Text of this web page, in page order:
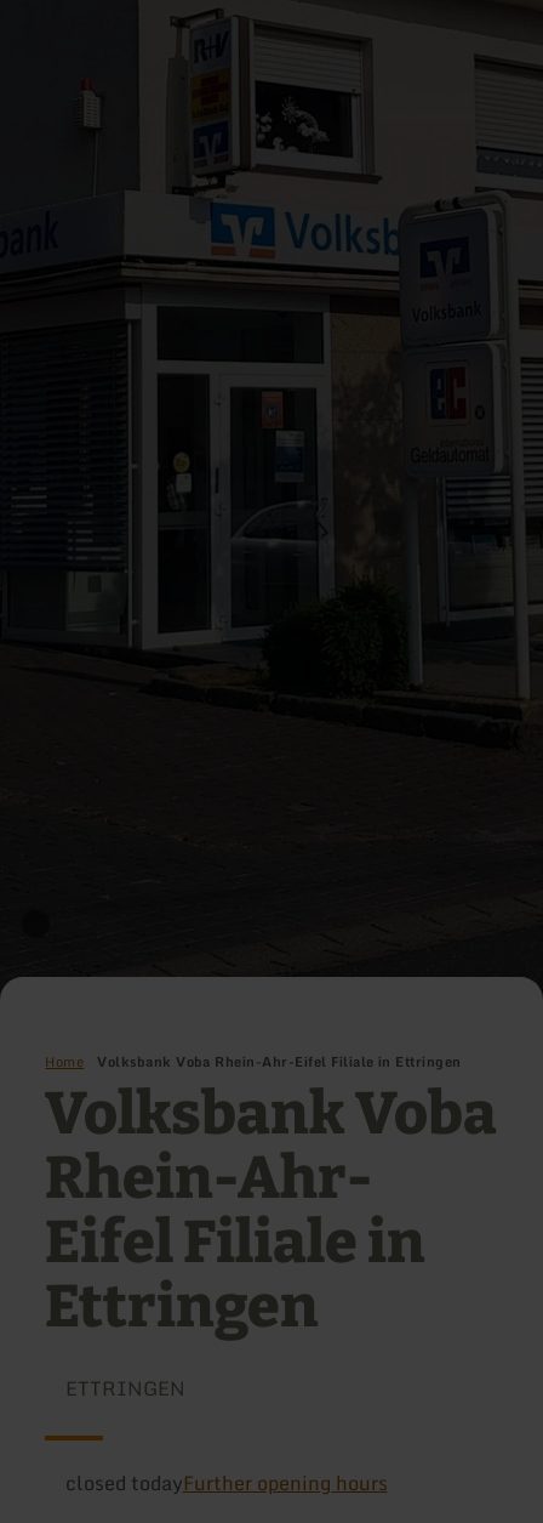
Home Volksbank Voba Rhein-Ahr-Eifel Filiale in Ettringen
Volksbank Voba
Rhein-Ahr-
Eifel Filiale in
Ettringen
ETTRINGEN
closed todayFurther opening hours